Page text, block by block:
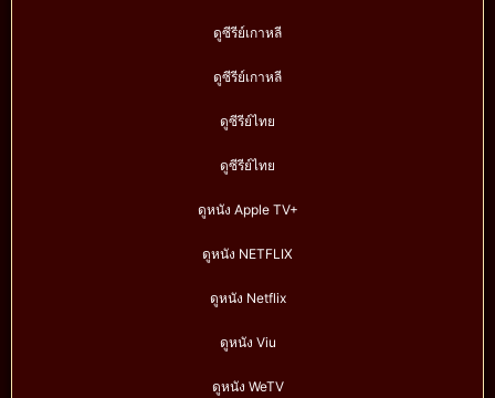
ดูซีรีย์เกาหลี
ดูซีรีย์เกาหลี
ดูซีรีย์ไทย
ดูซีรีย์ไทย
ดูหนัง Apple TV+
ดูหนัง NETFLIX
ดูหนัง Netflix
ดูหนัง Viu
ดูหนัง WeTV